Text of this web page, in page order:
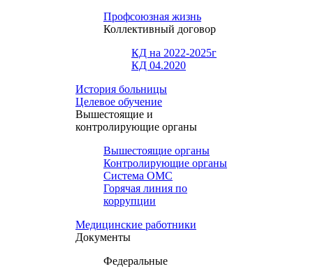
Профсоюзная жизнь
Коллективный договор
КД на 2022-2025г
КД 04.2020
История больницы
Целевое обучение
Вышестоящие и
контролирующие органы
Вышестоящие органы
Контролирующие органы
Система ОМС
Горячая линия по
коррупции
Медицинские работники
Документы
Федеральные